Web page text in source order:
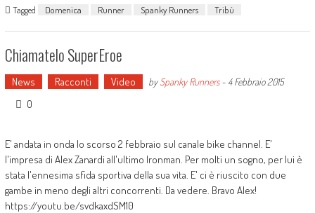
Tagged Domenica Runner Spanky Runners Tribù
Chiamatelo SuperEroe
News Racconti Video bySpanky Runners- 4 Febbraio 2015
0
E' andata in onda lo scorso 2 febbraio sul canale bike channel. E'
l'impresa di Alex Zanardi all'ultimo Ironman. Per molti un sogno, per lui è
stata l'ennesima sfida sportiva della sua vita. E' ci è riuscito con due
gambe in meno degli altri concorrenti. Da vedere. Bravo Alex!
https://youtu.be/svdkaxdSM10